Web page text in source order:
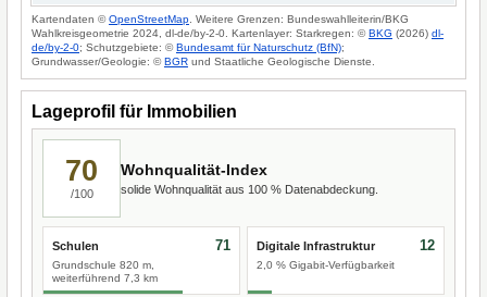
Kartendaten ©OpenStreetMap . Weitere Grenzen: Bundeswahlleiterin/BKG
Wahlkreisgeometrie 2024, dl-de/by-2-0. Kartenlayer: Starkregen: ©BKG (2026) dl-
de/by-2-0; Schutzgebiete: ©Bundesamt für Naturschutz (BfN);
Grundwasser/Geologie: ©BGR und Staatliche Geologische Dienste.
Lageprofil für Immobilien
70
/100
Wohnqualität-Index
solide Wohnqualität aus 100 % Datenabdeckung.
Schulen
Grundschule 820 m,
weiterführend 7,3 km
71 Digitale Infrastruktur
2,0 % Gigabit-Verfügbarkeit
12